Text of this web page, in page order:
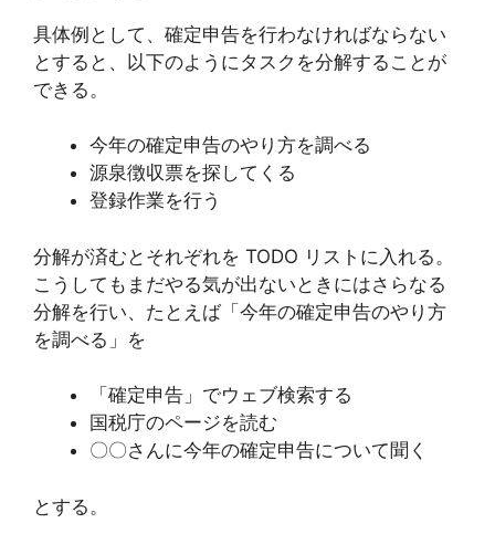
具体例として、確定申告を行わなければならない
とすると、以下のようにタスクを分解することが
できる。
今年の確定申告のやり方を調べる
源泉徴収票を探してくる
登録作業を行う
分解が済むとそれぞれを TODO リストに入れる。
こうしてもまだやる気が出ないときにはさらなる
分解を行い、たとえば「今年の確定申告のやり方
を調べる」を
「確定申告」でウェブ検索する
国税庁のページを読む
〇〇さんに今年の確定申告について聞く
とする。